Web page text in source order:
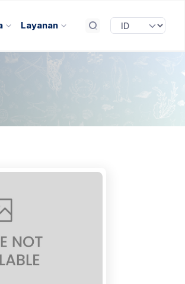
Layanan